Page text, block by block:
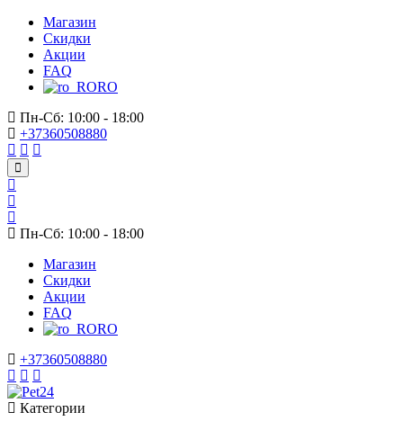
Магазин
Скидки
Акции
FAQ
RO
Пн-Сб: 10:00 - 18:00
+37360508880
Пн-Сб: 10:00 - 18:00
Магазин
Скидки
Акции
FAQ
RO
+37360508880
Категории